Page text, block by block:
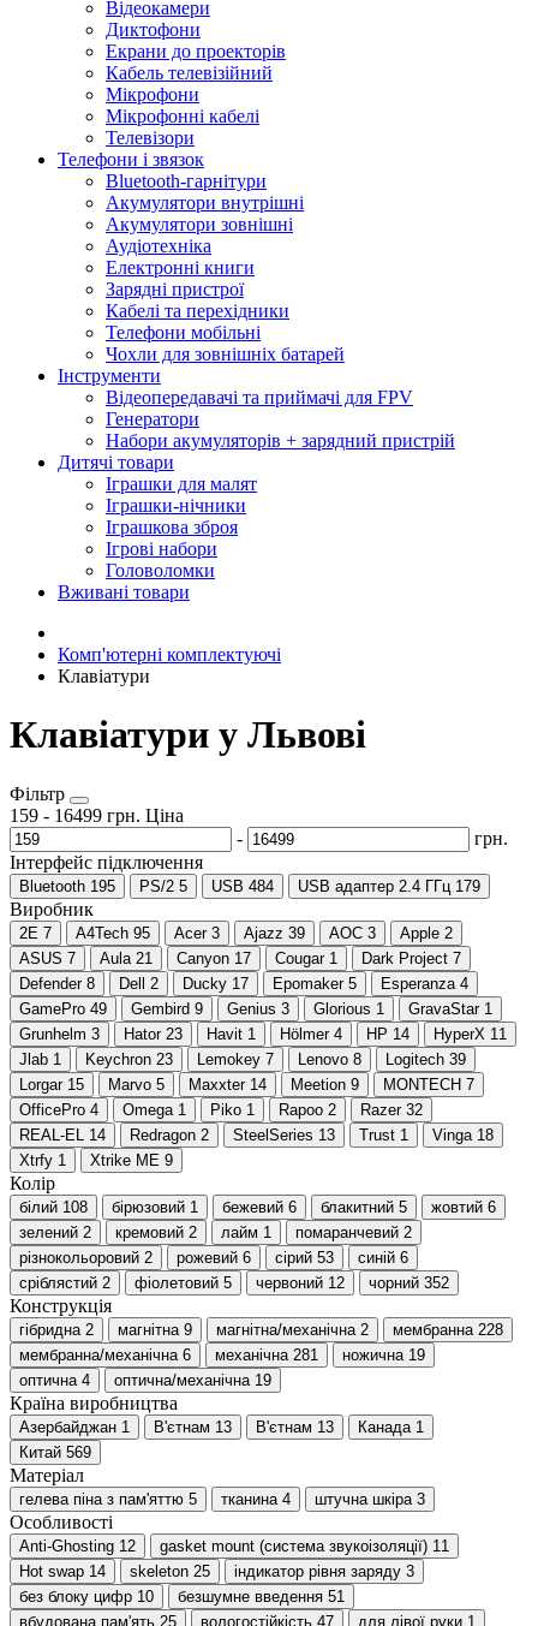
Відеокамери
Диктофони
Екрани до проекторів
Кабель телевізійний
Мікрофони
Мікрофонні кабелі
Телевізори
Телефони і звязок
Bluetooth-гарнітури
Акумулятори внутрішні
Акумулятори зовнішні
Аудіотехніка
Електронні книги
Зарядні пристрої
Кабелі та перехідники
Телефони мобільні
Чохли для зовнішніх батарей
Інструменти
Відеопередавачі та приймачі для FPV
Генератори
Набори акумуляторів + зарядний пристрій
Дитячі товари
Іграшки для малят
Іграшки-нічники
Іграшкова зброя
Ігрові набори
Головоломки
Вживані товари
Комп'ютерні комплектуючі
Клавіатури
Клавіатури у Львові
Фільтр
159 - 16499 грн. Ціна
-
грн.
Інтерфейс підключення
Bluetooth 195 PS/2 5 USB 484 USB адаптер 2.4 ГГц 179
Виробник
2E 7 A4Tech 95 Acer 3 Ajazz 39 AOC 3 Apple 2
ASUS 7 Aula 21 Canyon 17 Cougar 1 Dark Project 7
Defender 8 Dell 2 Ducky 17 Epomaker 5 Esperanza 4
GamePro 49 Gembird 9 Genius 3 Glorious 1 GravaStar 1
Grunhelm 3 Hator 23 Havit 1 Hölmer 4 HP 14 HyperX 11
Jlab 1 Keychron 23 Lemokey 7 Lenovo 8 Logitech 39
Lorgar 15 Marvo 5 Maxxter 14 Meetion 9 MONTECH 7
OfficePro 4 Omega 1 Piko 1 Rapoo 2 Razer 32
REAL-EL
14 Redragon 2 SteelSeries 13 Trust 1 Vinga 18
Xtrfy 1 Xtrike ME 9
Колір
білий 108 бірюзовий 1 бежевий 6 блакитний 5 жовтий 6
зелений 2 кремовий 2 лайм 1 помаранчевий 2
різнокольоровий 2 рожевий 6 сірий 53 синій 6
сріблястий 2 фіолетовий 5 червоний 12 чорний 352
Конструкція
гібридна 2 магнітна 9 магнітна/механічна 2 мембранна 228
мембранна/механічна 6 механічна 281 ножична 19
оптична 4 оптична/механічна 19
Країна виробництва
Азербайджан 1 В'єтнам 13 В'єтнам 13 Канада 1
Китай 569
Матеріал
гелева піна з пам'яттю 5 тканина 4 штучна шкіра 3
Особливості
Anti-Ghosting 12 gasket mount (система звукоізоляції) 11
Hot swap 14 skeleton 25 індикатор рівня заряду 3
без блоку цифр 10 безшумне введення 51
вбудована пам'ять 25 вологостійкість 47 для лівої руки 1